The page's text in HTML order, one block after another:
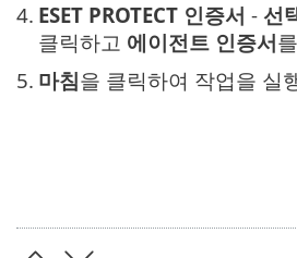
4. ESET PROTECT 인증서 - 선
클릭하고 에이전트 인증서
5. 마침을 클릭하여 작업을 실